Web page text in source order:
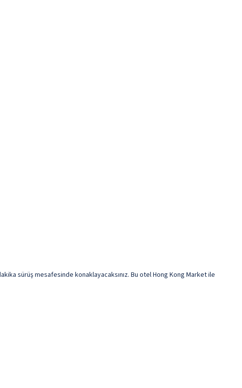
sürüş mesafesinde konaklayacaksınız. Bu otel Hong Kong Market ile